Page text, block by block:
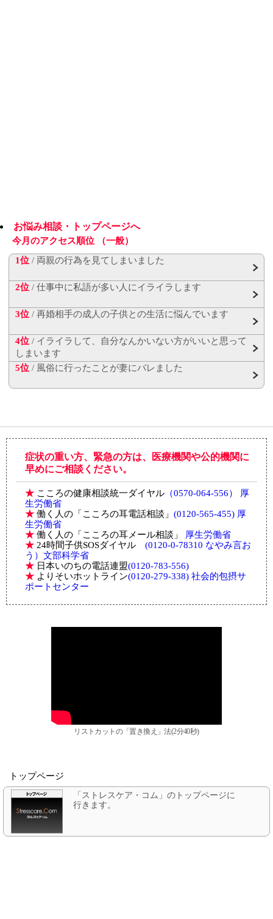
お悩み相談・トップページへ
今月のアクセス順位 （一般）
1位 / 両親の行為を見てしまいました
2位 / 仕事中に私語が多い人にイライラします
3位 / 再婚相手の成人の子供との生活に悩んでいます
4位 / イライラして、自分なんかいない方がいいと思って
しまいます
5位 / 風俗に行ったことが妻にバレました
症状の重い方、緊急の方は、医療機関や公的機関に
早めにご相談ください。
★ こころの健康相談統一ダイヤル （0570-064-556） 厚
生労働省
★ 働く人の「こころの耳電話相談」 (0120-565-455) 厚
生労働省
★ 働く人の「こころの耳メール相談」
厚生労働省
★ 24時間子供SOSダイヤル (0120-0-78310 なやみ言お
う）文部科学省
★ 日本いのちの電話連盟(0120-783-556)
★ よりそいホットライン(0120-279-338) 社会的包摂サ
ポートセンター
リストカットの「置き換え」法(2分40秒)
トップページ
「ストレスケア・コム」のトップページに
行きます。